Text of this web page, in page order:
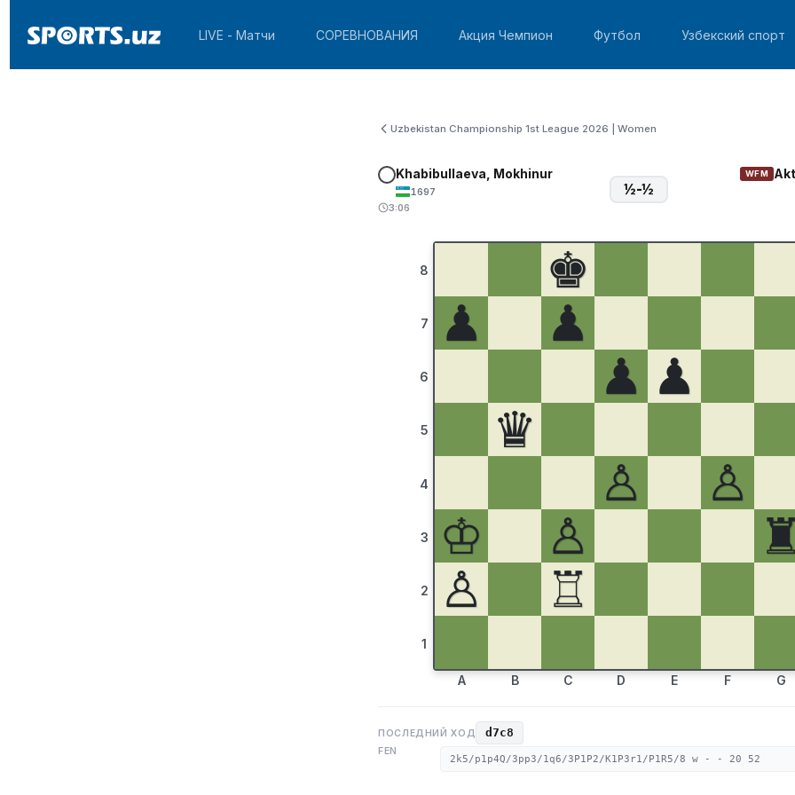
LIVE - Матчи СОРЕВНОВАНИЯ Акция Чемпион Футбол Узбекский спорт
Uzbekistan Championship 1st League 2026 | Women
Khabibullaeva, Mokhinur
1697
3:06
½-½
WFM
8
7
6
5
4
3
2
1
♚
♟
♟
♟ ♟
♛
♙
♙
♔
♙
♙
♖
A B C D E F G
ПОСЛЕДНИЙ ХОД d7c8
FEN
2k5/p1p4Q/3pp3/1q6/3P1P2/K1P3r1/P1R5/8 w - - 20 52